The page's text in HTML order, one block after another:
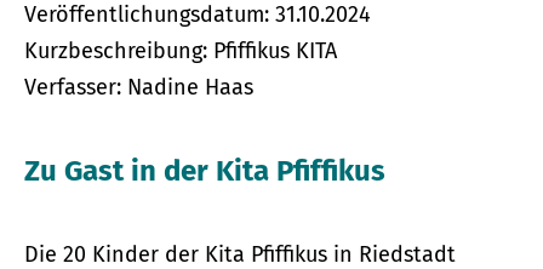
Veröffentlichungsdatum: 31.10.2024
Kurzbeschreibung: Pfiffikus KITA
Verfasser: Nadine Haas
Zu Gast in der Kita Pfiffikus
Die 20 Kinder der Kita Pfiffikus in Riedstadt